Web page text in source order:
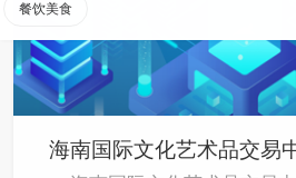
餐饮美食
海南国际文化艺术品交易